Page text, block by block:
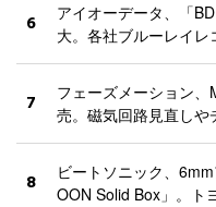
6
アイオーデータ、「
大。各社ブルーレイ
7
フェーズメーション
売。磁気回路見直し
8
ビートソニック、
OON Solid Box」。ト